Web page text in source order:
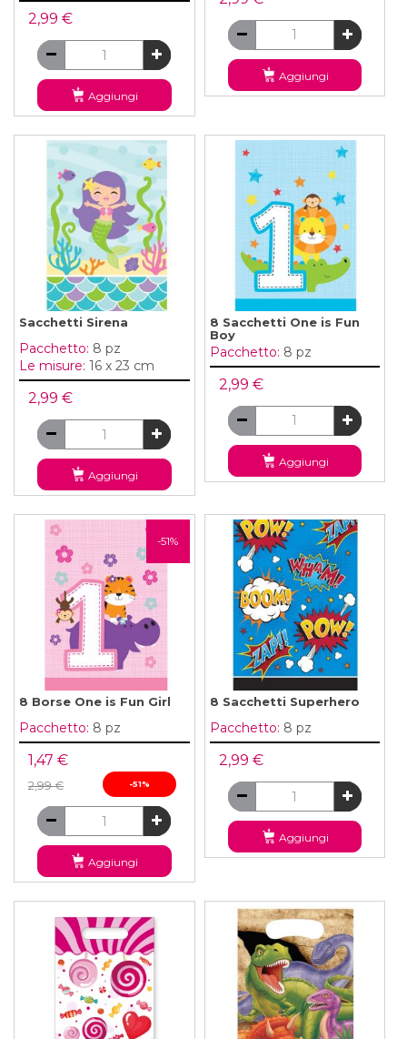
2,99 €
Aggiungi
Aggiungi
Sacchetti Sirena
Pacchetto: 8 pz
Le misure: 16 x 23 cm
2,99 €
Aggiungi
8 Sacchetti One is Fun
Boy
Pacchetto: 8 pz
2,99 €
Aggiungi
-51%
8 Borse One is Fun Girl
Pacchetto: 8 pz
1,47 €
2,99 € -51%
Aggiungi
8 Sacchetti Superhero
Pacchetto: 8 pz
2,99 €
Aggiungi